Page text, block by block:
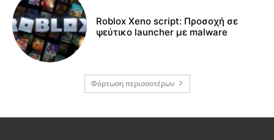
Roblox Xeno script: Προσοχή σε
ψεύτικο launcher με malware
Φόρτωση περισσοτέρων